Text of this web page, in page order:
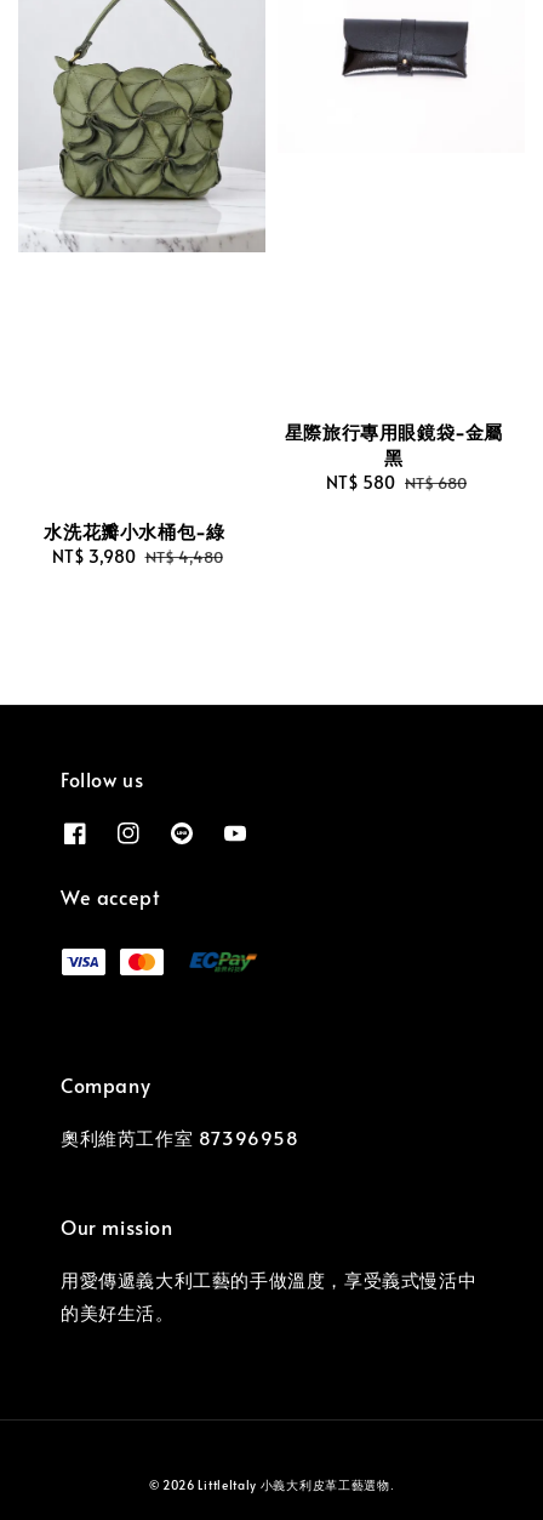
水洗花瓣小水桶包-綠
Sale
NT$ 3,980 Regular
NT$ 4,480
星際旅行專用眼鏡袋-金屬
黑
Sale
NT$ 580 Regular
NT$ 680
Follow us
We accept
Company
奧利維芮工作室 87396958
Our mission
用愛傳遞義大利工藝的手做溫度，享受義式慢活中
的美好生活。
© 2026 LittleItaly 小義大利皮革工藝選物.